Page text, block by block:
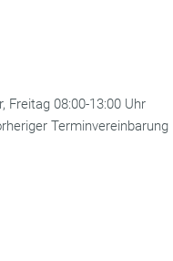
Freitag 08:00-13:00 Uhr
Terminvereinbarung